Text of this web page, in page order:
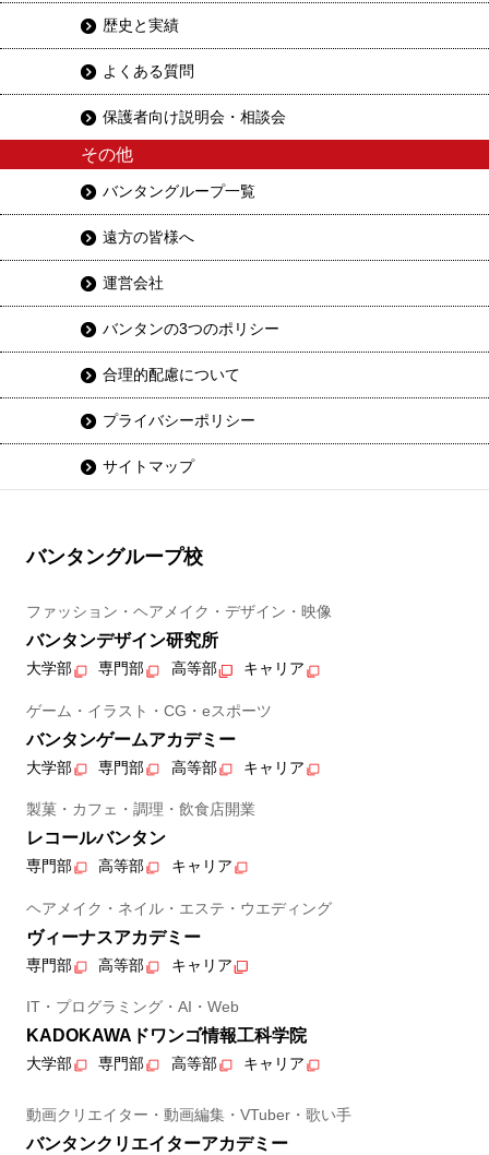
歴史と実績
よくある質問
保護者向け説明会・相談会
その他
バンタングループ一覧
遠方の皆様へ
運営会社
バンタンの3つのポリシー
合理的配慮について
プライバシーポリシー
サイトマップ
バンタングループ校
ファッション・ヘアメイク・デザイン・映像
バンタンデザイン研究所
大学部 専門部 高等部 キャリア
ゲーム・イラスト・CG・eスポーツ
バンタンゲームアカデミー
大学部 専門部 高等部 キャリア
製菓・カフェ・調理・飲食店開業
レコールバンタン
専門部 高等部 キャリア
ヘアメイク・ネイル・エステ・ウエディング
ヴィーナスアカデミー
専門部 高等部 キャリア
IT・プログラミング・AI・Web
KADOKAWAドワンゴ情報工科学院
大学部 専門部 高等部 キャリア
動画クリエイター・動画編集・VTuber・歌い手
バンタンクリエイターアカデミー